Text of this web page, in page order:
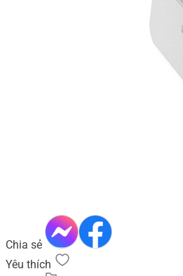
Chia sẻ
Yêu thích